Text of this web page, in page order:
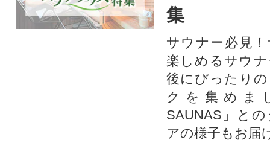
集
サウナー必見
楽しめるサウ
後にぴったり
クを集めま
SAUNAS」と
アの様子もお届